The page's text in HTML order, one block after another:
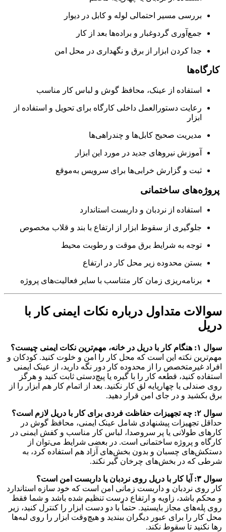
بررسی مسیر احتمالی لوله و کابل در دیوار
جمع‌آوری گردوغبار و براده‌ها بعد از کار
جدا کردن ابزار از برق و نگهداری در محل امن
کارگاه‌ها
استفاده از عینک، محافظ گوش و لباس کار مناسب
رعایت دستورالعمل داخلی کارگاه برای تحویل و استفاده از
ابزار
مدیریت صحیح کابل‌ها و چندراهی‌ها
آموزش نیروهای جدید در مورد این ابزار
ثبت و گزارش خرابی‌ها برای سرویس به‌موقع
پروژه‌های ساختمانی
استفاده از نردبان و داربست استاندارد
جلوگیری از سقوط ابزار از ارتفاع با بند و قلاب مخصوص
توجه به شرایط برق موقت و رطوبت محیط
بستن محدوده زیر محل کار در ارتفاع
برنامه‌ریزی زمان کار متناسب با سایر فعالیت‌های پروژه
سوالات متداول درباره نکات ایمنی کار با
دریل
سوال ۱: هنگام کار با دریل در خانه، مهم‌ترین نکات ایمنی چیست؟
مهم‌ترین نکته این است که محل کار را امن و خلوت کنید. کودکان و
افراد غیرمتخصص را از محدوده کار دور نگه دارید، از عینک ایمنی
استفاده کنید، قطعه کار را با گیره یا پیچ‌دستی ثابت کنید و هرگز
روی صندلی یا چهارپایه لق کار نکنید. بعد از اتمام کار هم ابزار را از
برق بکشید و در جای امن قرار دهید.
سوال ۲: چه تجهیزات حفاظت فردی برای کار با دریل لازم است؟
حداقل تجهیزات پیشنهادی شامل عینک ایمنی، محافظ گوش در
کارهای طولانی یا پر سروصدا، لباس کار مناسب و کفش ایمنی در
کارگاه و پروژه ساختمانی است. در بعضی شرایط می‌توان از
دستکش‌های چسبان و بدون بخش‌های آزاد هم استفاده کرد، به
شرطی که در بخش‌های چرخان گیر نکند.
سوال ۳: آیا کار با دریل روی نردبان یا داربست امن است؟
کار روی نردبان و داربست زمانی امن است که خود سازه استاندارد
و محکم باشد، زاویه و ارتفاع درست تنظیم شده باشد و شما فقط
روی پله‌های مجاز بایستید. حتماً با دو دست ابزار را کنترل کنید، زیر
محل کار را برای عبور دیگران ببندید و هیچ‌وقت ابزار را روی لبه‌ها
رها نکنید تا سقوط نکند.